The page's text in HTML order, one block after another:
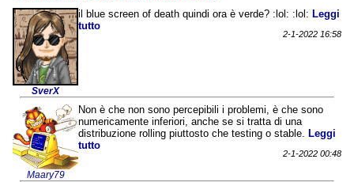
SverX
il blue screen of death quindi ora è verde? :lol: :lol: Leggi
tutto
2-1-2022 16:58
Maary79
Non è che non sono percepibili i problemi, è che sono
numericamente inferiori, anche se si tratta di una
distribuzione rolling piuttosto che testing o stable. Leggi
tutto
2-1-2022 00:48